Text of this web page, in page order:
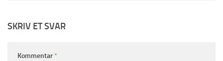
SKRIV ET SVAR
Kommentar *